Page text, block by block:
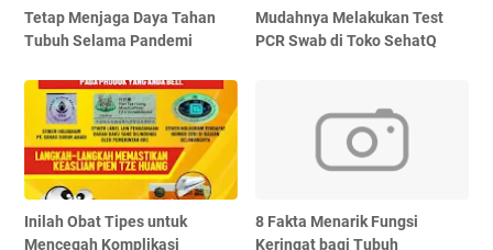
Tetap Menjaga Daya Tahan
Tubuh Selama Pandemi
Mudahnya Melakukan Test
PCR Swab di Toko SehatQ
Inilah Obat Tipes untuk
Mencegah Komplikasi
8 Fakta Menarik Fungsi
Keringat bagi Tubuh